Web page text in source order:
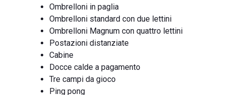
Ombrelloni in paglia
Ombrelloni standard con due lettini
Ombrelloni Magnum con quattro lettini
Postazioni distanziate
Cabine
Docce calde a pagamento
Tre campi da gioco
Ping pong